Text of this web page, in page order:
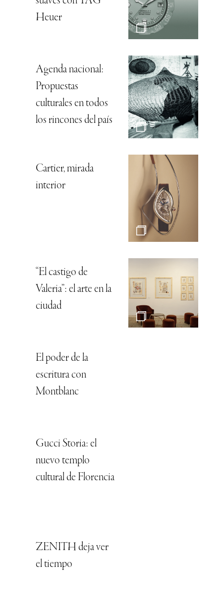
Heuer
Agenda nacional:
Propuestas
culturales en todos
los rincones del país
Cartier, mirada
interior
“El castigo de
Valeria”: el arte en la
ciudad
El poder de la
escritura con
Montblanc
Gucci Storia: el
nuevo templo
cultural de Florencia
ZENITH deja ver
el tiempo